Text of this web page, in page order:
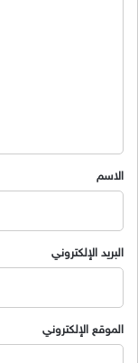
*
الاسم
البريد الإلكتروني
الموقع الإلكتروني